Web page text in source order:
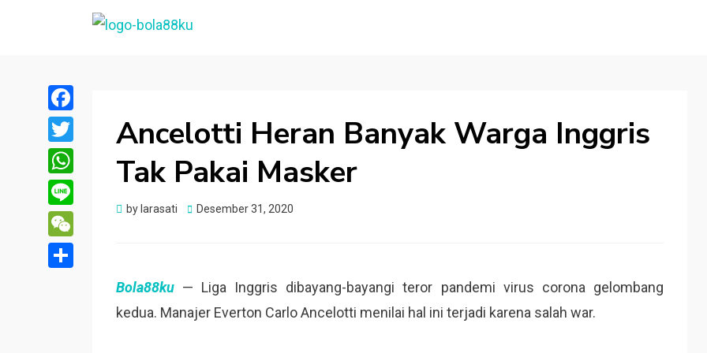
Ancelotti Heran Banyak Warga Inggris
Tak Pakai Masker
by larasati
Posted
Desember 31, 2020
Bola88ku — Liga Inggris dibayang-bayangi teror pandemi virus corona gelombang
kedua. Manajer Everton Carlo Ancelotti menilai hal ini terjadi karena salah war.
Facebook
Twitter
WhatsApp
Line
WeChat